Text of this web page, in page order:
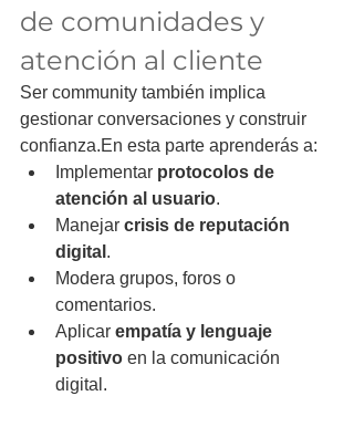
de comunidades y
atención al cliente
Ser community también implica
gestionar conversaciones y construir
confianza.En esta parte aprenderás a:
Implementar protocolos de
atención al usuario.
Manejar crisis de reputación
digital .
Modera grupos, foros o
comentarios.
Aplicar empatía y lenguaje
positivo en la comunicación
digital.